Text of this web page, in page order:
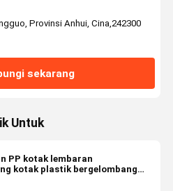
Provinsi Anhui, Cina,242300
sekarang
Untuk
PP kotak lembaran
kotak plastik bergelombang